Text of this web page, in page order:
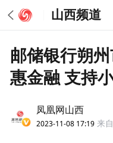
山西频道
邮储银行朔
惠金融 支持
凤凰网山西
2023-11-08 17:19 来